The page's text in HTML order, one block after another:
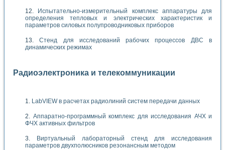
Испытательно-измерительный комплекс аппаратуры для
определения тепловых и электрических характеристик и
параметров силовых полупроводниковых приборов
Стенд для исследований рабочих процессов ДВС в
динамических режимах
Радиоэлектроника и телекоммуникации
LabVIEW в расчетах радиолиний систем передачи данных
Аппаратно-программный комплекс для исследования АЧХ и
ФЧХ активных фильтров
Виртуальный лабораторный стенд для исследования
параметров двухполюсников резонансным методом